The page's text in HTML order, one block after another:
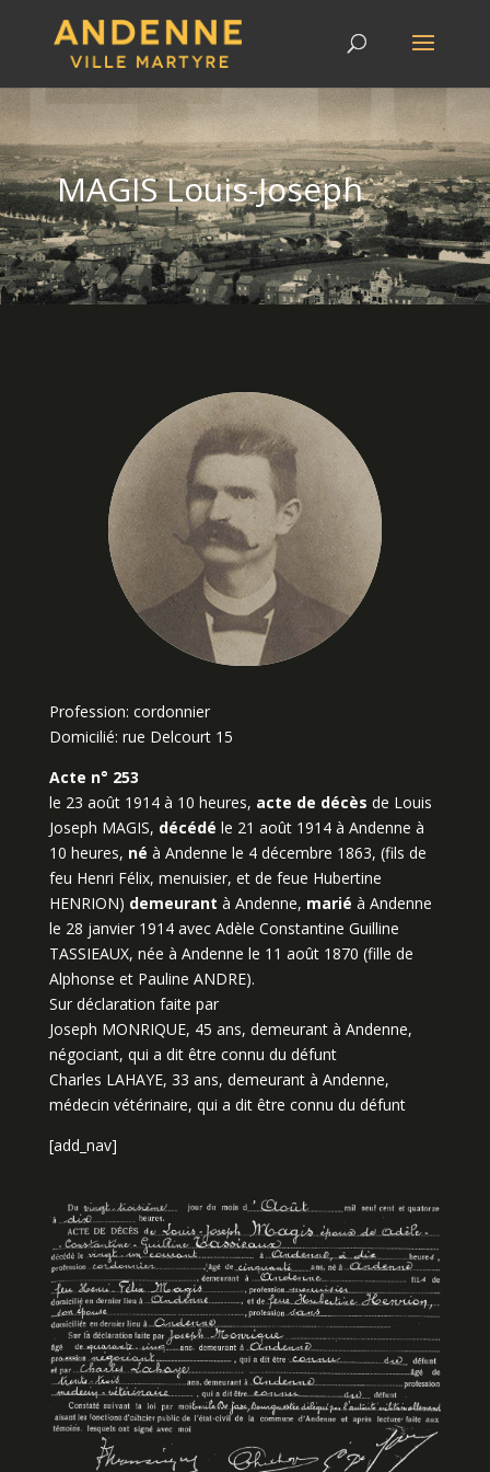
MAGIS Louis-Joseph
Profession: cordonnier
Domicilié: rue Delcourt 15
Acte n° 253
le 23 août 1914 à 10 heures, acte de décès de Louis
Joseph MAGIS, décédé le 21 août 1914 à Andenne à
10 heures, né à Andenne le 4 décembre 1863, (fils de
feu Henri Félix, menuisier, et de feue Hubertine
HENRION) demeurant à Andenne, marié à Andenne
le 28 janvier 1914 avec Adèle Constantine Guilline
TASSIEAUX, née à Andenne le 11 août 1870 (fille de
Alphonse et Pauline ANDRE).
Sur déclaration faite par
Joseph MONRIQUE, 45 ans, demeurant à Andenne,
négociant, qui a dit être connu du défunt
Charles LAHAYE, 33 ans, demeurant à Andenne,
médecin vétérinaire, qui a dit être connu du défunt
[add_nav]